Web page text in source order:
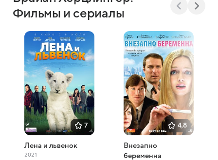
Фильмы и сериалы
7
Лена и львенок
2021
4,8
Внезапно
беременна